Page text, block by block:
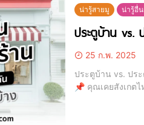
น่ารู้สายมู น่ารู้อื่
ประตูบ้าน vs.
25 ก.พ. 2025
ประตูบ้าน vs. ประตูร้าน! ฮวงจุ้ยชี้ท
📌 คุณเคยสังเกต